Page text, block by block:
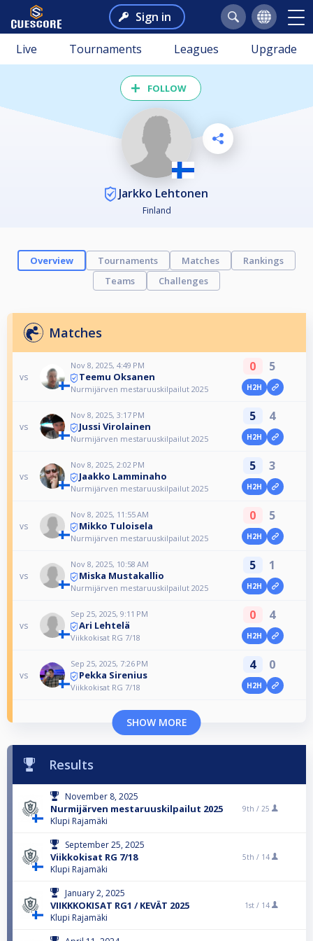
Sign in
Live Tournaments Leagues Upgrade
FOLLOW
Jarkko Lehtonen
Finland
Overview Tournaments Matches
Rankings
Teams
Challenges
Matches
vs
Nov 8, 2025, 4:49 PM
Teemu Oksanen
Nurmijärven mestaruuskilpailut 2025
0 5
H2H
vs
Nov 8, 2025, 3:17 PM
Jussi Virolainen
Nurmijärven mestaruuskilpailut 2025
5 4
H2H
vs
Nov 8, 2025, 2:02 PM
Jaakko Lamminaho
Nurmijärven mestaruuskilpailut 2025
5 3
H2H
vs
Nov 8, 2025, 11:55 AM
Mikko Tuloisela
Nurmijärven mestaruuskilpailut 2025
0 5
H2H
vs
Nov 8, 2025, 10:58 AM
Miska Mustakallio
Nurmijärven mestaruuskilpailut 2025
5 1
H2H
vs
Sep 25, 2025, 9:11 PM
Ari Lehtelä
Viikkokisat RG 7/18
0 4
H2H
vs
Sep 25, 2025, 7:26 PM
Pekka Sirenius
Viikkokisat RG 7/18
4 0
H2H
SHOW MORE
Results
November 8, 2025
Nurmijärven mestaruuskilpailut 2025
Klupi Rajamäki
9th / 25
September 25, 2025
Viikkokisat RG 7/18
Klupi Rajamäki
5th / 14
January 2, 2025
VIIKKKOKISAT RG1 / KEVÄT 2025
Klupi Rajamäki
1st / 14